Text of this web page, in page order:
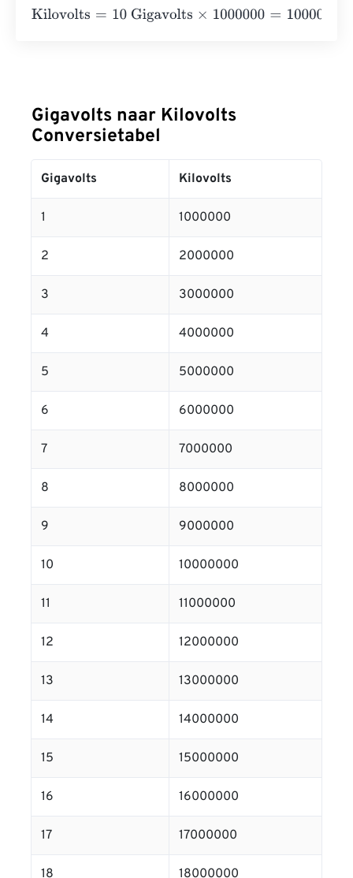
Kilovolts=10 Gigavolts×1000000=10000000 Kilovolts
Gigavolts naar Kilovolts
Conversietabel
Gigavolts Kilovolts
1 1000000
2 2000000
3 3000000
4 4000000
5 5000000
6 6000000
7 7000000
8 8000000
9 9000000
10 10000000
11 11000000
12 12000000
13 13000000
14 14000000
15 15000000
16 16000000
17 17000000
18 18000000